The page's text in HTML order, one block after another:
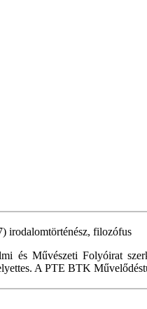
irodalomtörténész, filozófus
és Művészeti Folyóirat
A PTE BTK